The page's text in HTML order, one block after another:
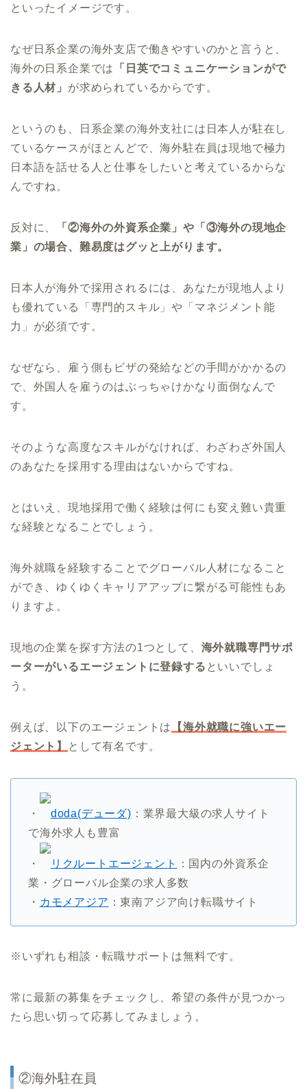
といったイメージです。
なぜ日系企業の海外支店で働きやすいのかと言うと、
海外の日系企業では
「日英でコミュニケーションがで
きる人材」 が求められているからです。
というのも、日系企業の海外支社には日本人が駐在し
ているケースがほとんどで、海外駐在員は現地で極力
日本語を話せる人と仕事をしたいと考えているからな
んですね。
反対に、
「②海外の外資系企業」や「③海外の現地企
業」の場合、難易度はグッと上がります。
日本人が海外で採用されるには、あなたが現地人より
も優れている「専門的スキル」や「マネジメント能
力」が必須です。
なぜなら、雇う側もビザの発給などの手間がかかるの
で、外国人を雇うのはぶっちゃけかなり面倒なんで
す。
そのような高度なスキルがなければ、わざわざ外国人
のあなたを採用する理由はないからですね。
とはいえ、現地採用で働く経験は何にも変え難い貴重
な経験となることでしょう。
海外就職を経験することでグローバル人材になること
ができ、ゆくゆくキャリアアップに繋がる可能性もあ
りますよ。
現地の企業を探す方法の1つとして、 海外就職専門サポ
ーターがいるエージェントに登録する といいでしょ
う。
例えば、以下のエージェントは
【海外就職に強いエー
ジェント】
として有名です。
・ doda(デューダ) ：業界最大級の求人サイト
で海外求人も豊富
・ リクルートエージェント
：国内の外資系企
業・グローバル企業の求人多数
・ カモメアジア ：東南アジア向け転職サイト
※いずれも相談・転職サポートは無料です。
常に最新の募集をチェックし、希望の条件が見つかっ
たら思い切って応募してみましょう。
②海外駐在員